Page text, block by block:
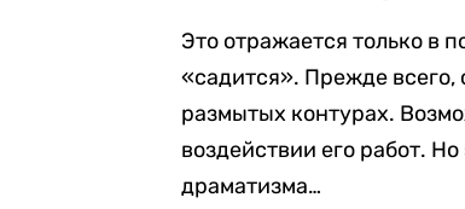
Это отражается только в
«садится». Прежде всего,
размытых контурах.
воздействии его работ.
драматизма…